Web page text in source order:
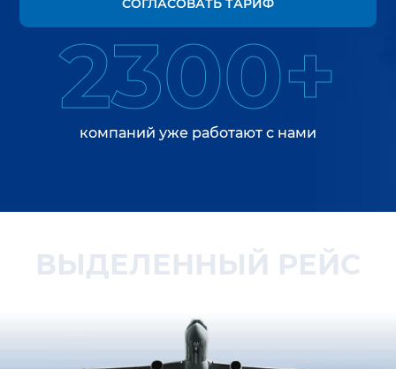
СОГЛАСОВАТЬ ТАРИФ
2300+
компаний уже работают с нами
ВЫДЕЛЕННЫЙ РЕЙС